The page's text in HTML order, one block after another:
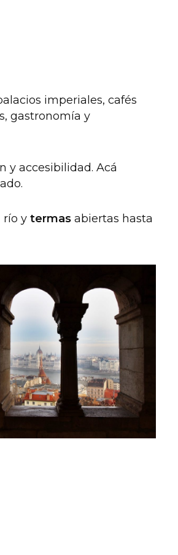
imperiales, cafés
gastronomía y
y accesibilidad. Acá
río y termasabiertas hasta